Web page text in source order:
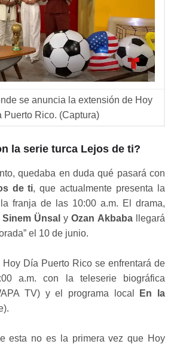
se anuncia la extensión de Hoy
Puerto Rico. (Captura)
la serie turca Lejos de ti?
quedaba en duda qué pasará con
de ti, que actualmente presenta la
franja de las 10:00 a.m. El drama,
Sinem Ünsal yOzan Akbaballegará
el 10 de junio.
Hoy Día Puerto Rico se enfrentará de
a.m. con la teleserie biográfica
TV) y el programa local
En la
esta no es la primera vez que Hoy